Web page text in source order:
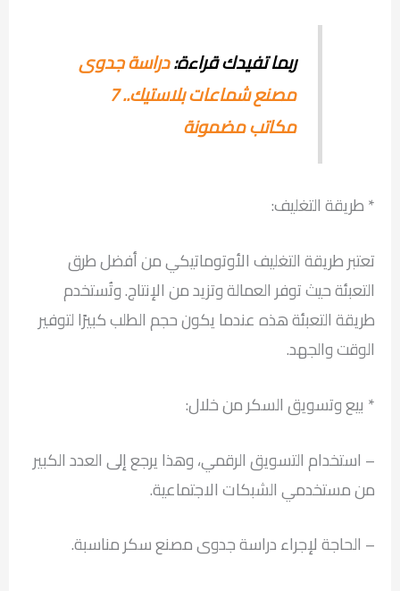
ربما تفيدك قراءة:دراسة جدوى
مصنع شماعات بلاستيك.. 7
مكاتب مضمونة
* طريقة التغليف:
تعتبر طريقة التغليف الأوتوماتيكي من أفضل طرق
التعبئة حيث توفر العمالة وتزيد من الإنتاج. وتُستخدم
طريقة التعبئة هذه عندما يكون حجم الطلب كبيرًا لتوفير
الوقت والجهد.
* بيع وتسويق السكر من خلال:
– استخدام التسويق الرقمي، وهذا يرجع إلى العدد الكبير
من مستخدمي الشبكات الاجتماعية.
– الحاجة لإجراء دراسة جدوى مصنع سكر مناسبة.